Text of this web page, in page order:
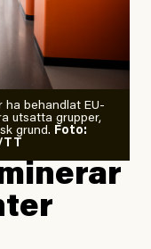
att ha
bedömer
händelsen ska
i delar av
vädret
ha behandlat EU-
utsatta grupper,
grund. Foto:
TT